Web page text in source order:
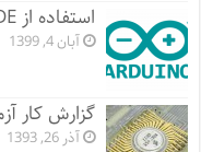
استفاده از IDE آردوینو
آبان 4, 1399
گزارش کار
آذر 26, 1393